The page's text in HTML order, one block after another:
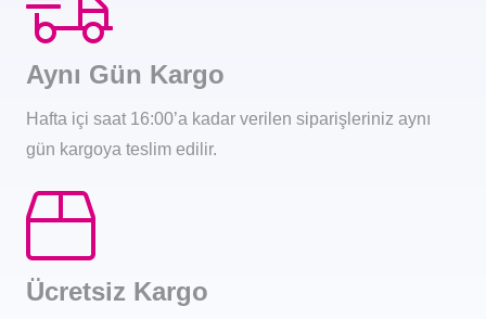
Aynı Gün Kargo
Hafta içi saat 16:00’a kadar verilen siparişleriniz aynı
gün kargoya teslim edilir.
Ücretsiz Kargo